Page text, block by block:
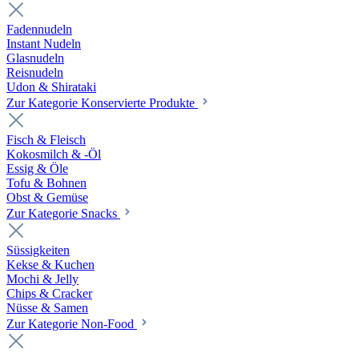
Fadennudeln
Instant Nudeln
Glasnudeln
Reisnudeln
Udon & Shirataki
Zur Kategorie Konservierte Produkte
Fisch & Fleisch
Kokosmilch & -Öl
Essig & Öle
Tofu & Bohnen
Obst & Gemüse
Zur Kategorie Snacks
Süssigkeiten
Kekse & Kuchen
Mochi & Jelly
Chips & Cracker
Nüsse & Samen
Zur Kategorie Non-Food